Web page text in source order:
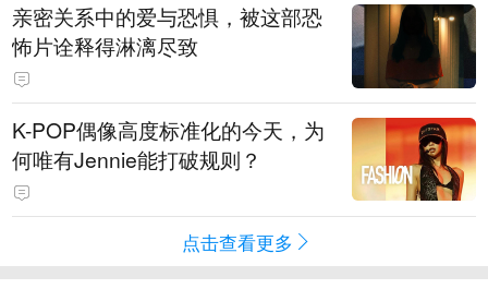
亲密关系中的爱与恐惧，被这部恐
怖片诠释得淋漓尽致
K-POP偶像高度标准化的今天，为
何唯有Jennie能打破规则？
点击查看更多